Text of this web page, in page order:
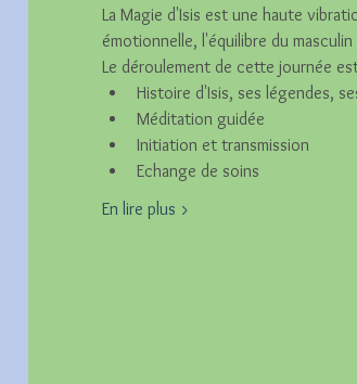
La Magie d'Isis est une haute
émotionnelle, l'équilibre du
Le déroulement de cette journée
Histoire d'Isis, ses légendes,
Méditation guidée
Initiation et transmission
Echange de soins
En lire plus >